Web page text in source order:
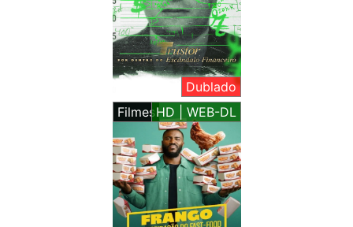
Dublado
FilmesHD | WEB-DL